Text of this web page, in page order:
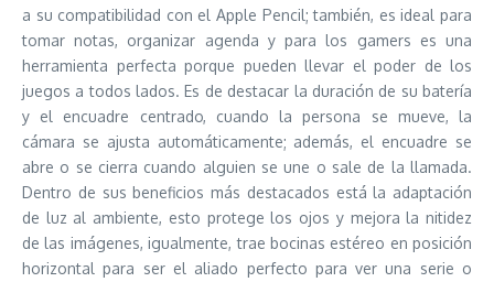
a su compatibilidad con el Apple Pencil; también, es ideal para
tomar notas, organizar agenda y para los gamers es una
herramienta perfecta porque pueden llevar el poder de los
juegos a todos lados. Es de destacar la duración de su batería
y el encuadre centrado, cuando la persona se mueve, la
cámara se ajusta automáticamente; además, el encuadre se
abre o se cierra cuando alguien se une o sale de la llamada.
Dentro de sus beneficios más destacados está la adaptación
de luz al ambiente, esto protege los ojos y mejora la nitidez
de las imágenes, igualmente, trae bocinas estéreo en posición
horizontal para ser el aliado perfecto para ver una serie o